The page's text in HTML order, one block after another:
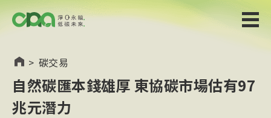
> 碳交易
自然碳匯本錢雄厚 東協碳市場估有97
兆元潛力